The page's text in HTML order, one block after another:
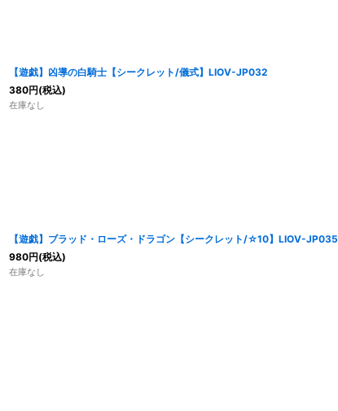
【遊戯】凶導の白騎士【シークレット/儀式】LIOV-JP032
380円(税込)
在庫なし
【遊戯】ブラッド・ローズ・ドラゴン【シークレット/☆10】LIOV-JP035
980円(税込)
在庫なし